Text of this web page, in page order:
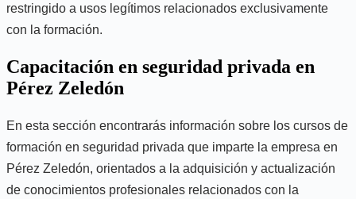
restringido a usos legítimos relacionados exclusivamente
con la formación.
Capacitación en seguridad privada en
Pérez Zeledón
En esta sección encontrarás información sobre los cursos de
formación en seguridad privada que imparte la empresa en
Pérez Zeledón, orientados a la adquisición y actualización
de conocimientos profesionales relacionados con la